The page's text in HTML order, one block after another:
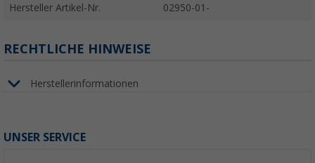
Hersteller Artikel-Nr. 02950-01-
RECHTLICHE HINWEISE
Herstellerinformationen
UNSER SERVICE